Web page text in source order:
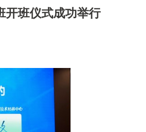
开班仪式成功举行